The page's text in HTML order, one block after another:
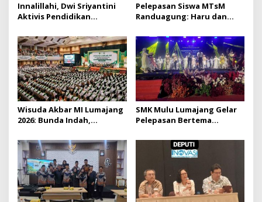
Innalillahi, Dwi Sriyantini
Aktivis Pendidikan
Pelepasan Siswa MTsM
Randuagung: Haru dan
Wisuda Akbar MI Lumajang
2026: Bunda Indah,
yang Disemai dari
Madrasah
SMK Mulu Lumajang Gelar
Pelepasan Bertema